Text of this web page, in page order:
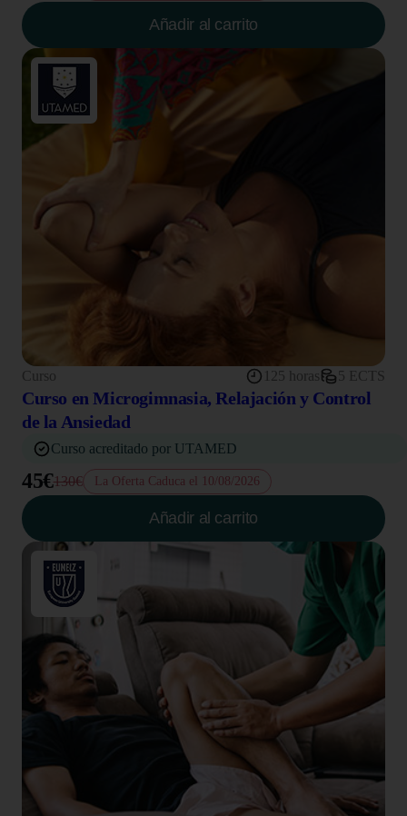
Añadir al carrito
Curso 125 horas 5 ECTS
Curso en Microgimnasia, Relajación y Control
de la Ansiedad
Curso acreditado por UTAMED
45€130€ La Oferta Caduca el 10/08/2026
Añadir al carrito